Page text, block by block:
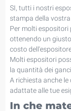
SI, tutti i nostri
stampa della
Per molti espositori
ottenendo un
costo
Molti espositori
la quantità dei
A richiesta anche
adattate alle tue
In che